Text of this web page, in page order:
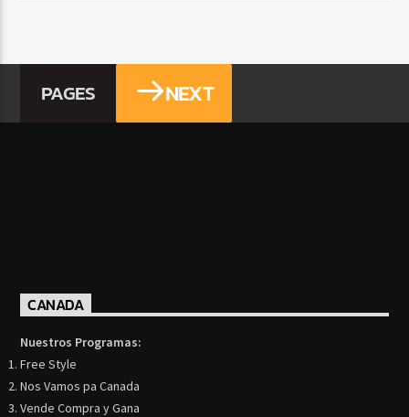
PAGES NEXT
CANADA
Nuestros Programas:
Free Style
Nos Vamos pa Canada
Vende Compra y Gana